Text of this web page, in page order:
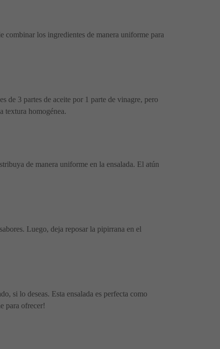
combinar los ingredientes de manera uniforme para
de 3 partes de aceite por 1 parte de vinagre, pero
textura homogénea.
de manera uniforme en la ensalada. El atún
Luego, deja reposar la pipirrana en el
si lo deseas. Esta ensalada es perfecta como
para ofrecer!